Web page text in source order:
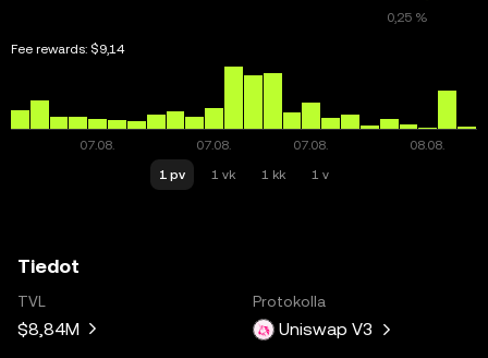
Fee rewards: $9,14
1 pv 1 vk 1 kk 1 v
Tiedot
TVL
$8,84M
Protokolla
Uniswap V3